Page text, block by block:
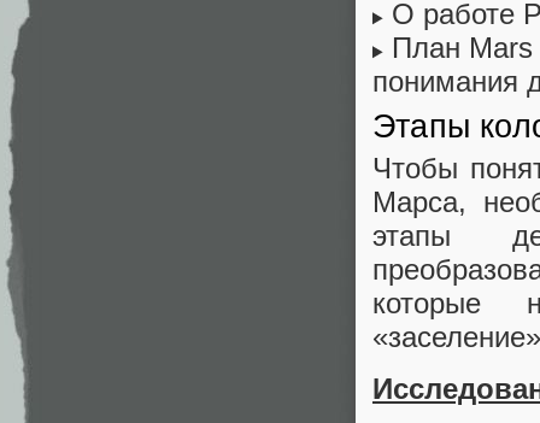
О работе
План Mars
понимания
Этапы
Чтобы
Марса,
этапы
которые